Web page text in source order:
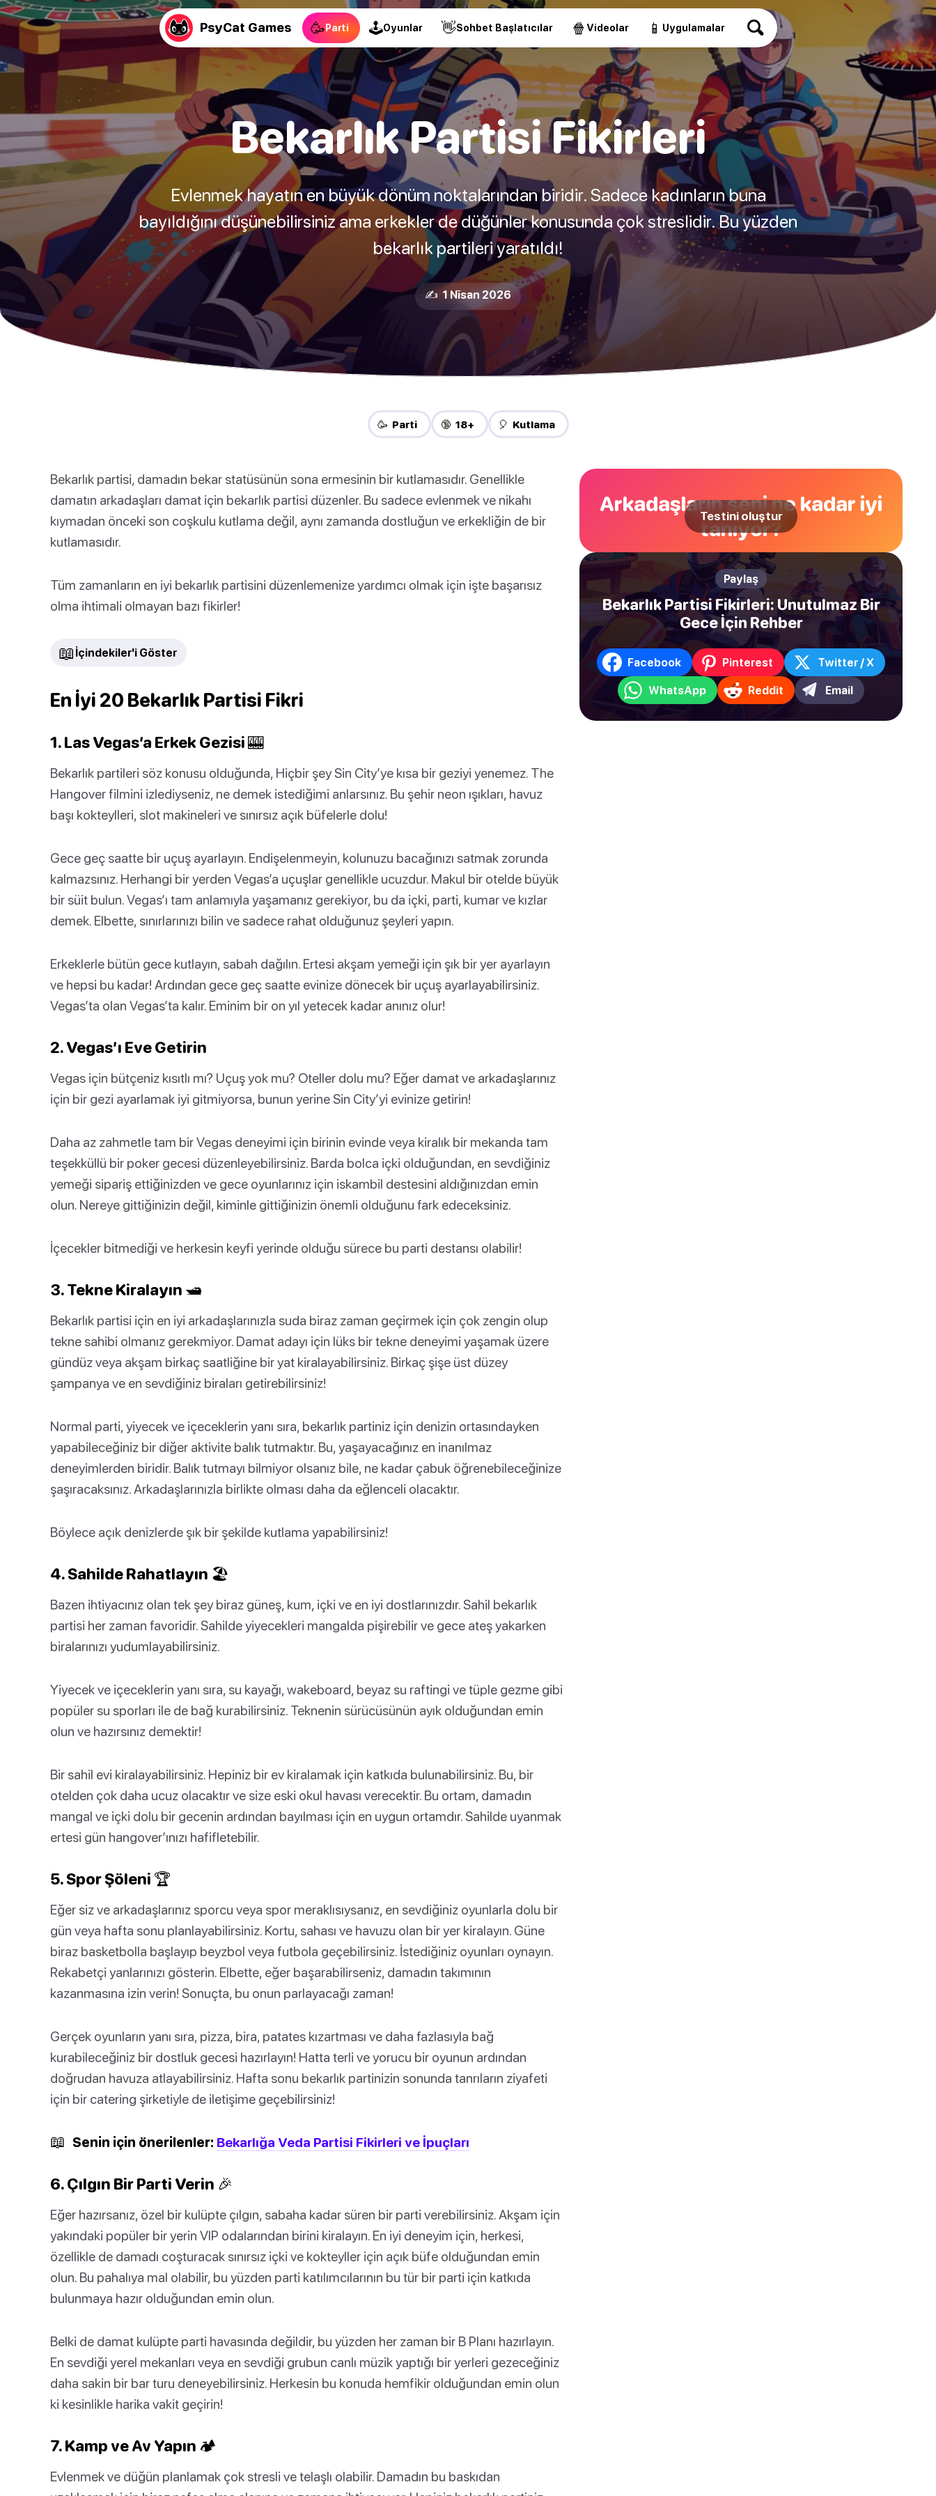
PsyCat Games 🥳Parti 🕹Oyunlar 👋Sohbet Başlatıcılar 🍿 Videolar 📱 Uygulamalar
Bekarlık Partisi Fikirleri
Evlenmek hayatın en büyük dönüm noktalarından biridir. Sadece kadınların buna
bayıldığını düşünebilirsiniz ama erkekler de düğünler konusunda çok streslidir. Bu yüzden
bekarlık partileri yaratıldı!
✍️ 1 Nīsan 2026
🥳 Parti 🔞 18+ 🎈 Kutlama
Bekarlık partisi, damadın bekar statüsünün sona ermesinin bir kutlamasıdır. Genellikle
damatın arkadaşları damat için bekarlık partisi düzenler. Bu sadece evlenmek ve nikahı
kıymadan önceki son coşkulu kutlama değil, aynı zamanda dostluğun ve erkekliğin de bir
kutlamasıdır.
Tüm zamanların en iyi bekarlık partisini düzenlemenize yardımcı olmak için işte başarısız
olma ihtimali olmayan bazı fikirler!
📖 İçindekiler'i Göster
En İyi 20 Bekarlık Partisi Fikri
1. Las Vegas’a Erkek Gezisi 🎰
Bekarlık partileri söz konusu olduğunda, Hiçbir şey Sin City’ye kısa bir geziyi yenemez. The
Hangover filmini izlediyseniz, ne demek istediğimi anlarsınız. Bu şehir neon ışıkları, havuz
başı kokteylleri, slot makineleri ve sınırsız açık büfelerle dolu!
Gece geç saatte bir uçuş ayarlayın. Endişelenmeyin, kolunuzu bacağınızı satmak zorunda
kalmazsınız. Herhangi bir yerden Vegas’a uçuşlar genellikle ucuzdur. Makul bir otelde büyük
bir süit bulun. Vegas’ı tam anlamıyla yaşamanız gerekiyor, bu da içki, parti, kumar ve kızlar
demek. Elbette, sınırlarınızı bilin ve sadece rahat olduğunuz şeyleri yapın.
Erkeklerle bütün gece kutlayın, sabah dağılın. Ertesi akşam yemeği için şık bir yer ayarlayın
ve hepsi bu kadar! Ardından gece geç saatte evinize dönecek bir uçuş ayarlayabilirsiniz.
Vegas’ta olan Vegas’ta kalır. Eminim bir on yıl yetecek kadar anınız olur!
2. Vegas’ı Eve Getirin
Vegas için bütçeniz kısıtlı mı? Uçuş yok mu? Oteller dolu mu? Eğer damat ve arkadaşlarınız
için bir gezi ayarlamak iyi gitmiyorsa, bunun yerine Sin City’yi evinize getirin!
Daha az zahmetle tam bir Vegas deneyimi için birinin evinde veya kiralık bir mekanda tam
teşekküllü bir poker gecesi düzenleyebilirsiniz. Barda bolca içki olduğundan, en sevdiğiniz
yemeği sipariş ettiğinizden ve gece oyunlarınız için iskambil destesini aldığınızdan emin
olun. Nereye gittiğinizin değil, kiminle gittiğinizin önemli olduğunu fark edeceksiniz.
İçecekler bitmediği ve herkesin keyfi yerinde olduğu sürece bu parti destansı olabilir!
3. Tekne Kiralayın 🛥️
Bekarlık partisi için en iyi arkadaşlarınızla suda biraz zaman geçirmek için çok zengin olup
tekne sahibi olmanız gerekmiyor. Damat adayı için lüks bir tekne deneyimi yaşamak üzere
gündüz veya akşam birkaç saatliğine bir yat kiralayabilirsiniz. Birkaç şişe üst düzey
şampanya ve en sevdiğiniz biraları getirebilirsiniz!
Normal parti, yiyecek ve içeceklerin yanı sıra, bekarlık partiniz için denizin ortasındayken
yapabileceğiniz bir diğer aktivite balık tutmaktır. Bu, yaşayacağınız en inanılmaz
deneyimlerden biridir. Balık tutmayı bilmiyor olsanız bile, ne kadar çabuk öğrenebileceğinize
şaşıracaksınız. Arkadaşlarınızla birlikte olması daha da eğlenceli olacaktır.
Böylece açık denizlerde şık bir şekilde kutlama yapabilirsiniz!
4. Sahilde Rahatlayın 🏖️
Bazen ihtiyacınız olan tek şey biraz güneş, kum, içki ve en iyi dostlarınızdır. Sahil bekarlık
partisi her zaman favoridir. Sahilde yiyecekleri mangalda pişirebilir ve gece ateş yakarken
biralarınızı yudumlayabilirsiniz.
Yiyecek ve içeceklerin yanı sıra, su kayağı, wakeboard, beyaz su raftingi ve tüple gezme gibi
popüler su sporları ile de bağ kurabilirsiniz. Teknenin sürücüsünün ayık olduğundan emin
olun ve hazırsınız demektir!
Bir sahil evi kiralayabilirsiniz. Hepiniz bir ev kiralamak için katkıda bulunabilirsiniz. Bu, bir
otelden çok daha ucuz olacaktır ve size eski okul havası verecektir. Bu ortam, damadın
mangal ve içki dolu bir gecenin ardından bayılması için en uygun ortamdır. Sahilde uyanmak
ertesi gün hangover’ınızı hafifletebilir.
5. Spor Şöleni 🏆
Eğer siz ve arkadaşlarınız sporcu veya spor meraklısıysanız, en sevdiğiniz oyunlarla dolu bir
gün veya hafta sonu planlayabilirsiniz. Kortu, sahası ve havuzu olan bir yer kiralayın. Güne
biraz basketbolla başlayıp beyzbol veya futbola geçebilirsiniz. İstediğiniz oyunları oynayın.
Rekabetçi yanlarınızı gösterin. Elbette, eğer başarabilirseniz, damadın takımının
kazanmasına izin verin! Sonuçta, bu onun parlayacağı zaman!
Gerçek oyunların yanı sıra, pizza, bira, patates kızartması ve daha fazlasıyla bağ
kurabileceğiniz bir dostluk gecesi hazırlayın! Hatta terli ve yorucu bir oyunun ardından
doğrudan havuza atlayabilirsiniz. Hafta sonu bekarlık partinizin sonunda tanrıların ziyafeti
için bir catering şirketiyle de iletişime geçebilirsiniz!
📖 Senin için önerilenler: Bekarlığa Veda Partisi Fikirleri ve İpuçları
6. Çılgın Bir Parti Verin 🎉
Eğer hazırsanız, özel bir kulüpte çılgın, sabaha kadar süren bir parti verebilirsiniz. Akşam için
yakındaki popüler bir yerin VIP odalarından birini kiralayın. En iyi deneyim için, herkesi,
özellikle de damadı coşturacak sınırsız içki ve kokteyller için açık büfe olduğundan emin
olun. Bu pahalıya mal olabilir, bu yüzden parti katılımcılarının bu tür bir parti için katkıda
bulunmaya hazır olduğundan emin olun.
Belki de damat kulüpte parti havasında değildir, bu yüzden her zaman bir B Planı hazırlayın.
En sevdiği yerel mekanları veya en sevdiği grubun canlı müzik yaptığı bir yerleri gezeceğiniz
daha sakin bir bar turu deneyebilirsiniz. Herkesin bu konuda hemfikir olduğundan emin olun
ki kesinlikle harika vakit geçirin!
7. Kamp ve Av Yapın 🏕️
Evlenmek ve düğün planlamak çok stresli ve telaşlı olabilir. Damadın bu baskıdan
Arkadaşların seni ne kadar iyi
tanıyor?
Testini oluştur
Paylaş
Bekarlık Partisi Fikirleri: Unutulmaz Bir
Gece İçin Rehber
Facebook Pinterest Twitter / X
WhatsApp Reddit Email